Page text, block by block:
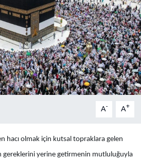
A- A+
hacı olmak için kutsal topraklara gelen
gereklerini yerine getirmenin mutluluğuyla